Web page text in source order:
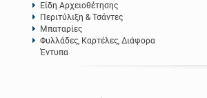
Είδη Αρχειοθέτησης
Περιτύλιξη & Τσάντες
Μπαταρίες
Φυλλάδες, Καρτέλες, Διάφορα
Έντυπα